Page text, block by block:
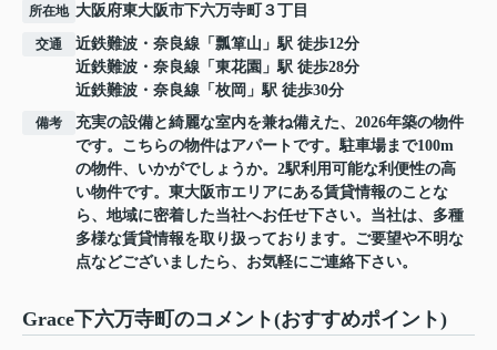
所在地 大阪府東大阪市下六万寺町 ３丁目
交通 近鉄難波・奈良線 「 瓢箪山 」駅 徒歩12分
近鉄難波・奈良線 「 東花園 」駅 徒歩28分
近鉄難波・奈良線 「 枚岡 」駅 徒歩30分
備考
充実の設備と綺麗な室内を兼ね備えた、2026年築の物件
です。こちらの物件はアパートです。駐車場まで100m
の物件、いかがでしょうか。2駅利用可能な利便性の高
い物件です。東大阪市エリアにある賃貸情報のことな
ら、地域に密着した当社へお任せ下さい。当社は、多種
多様な賃貸情報を取り扱っております。ご要望や不明な
点などございましたら、お気軽にご連絡下さい。
Grace下六万寺町のコメント(おすすめポイント)